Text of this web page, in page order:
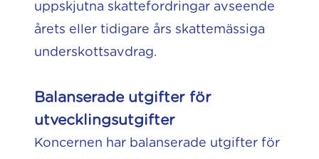
uppskjutna skattefordringar avseende
årets eller tidigare års skattemässiga
underskottsavdrag.
Balanserade utgifter för
utvecklingsutgifter
Koncernen har balanserade utgifter för